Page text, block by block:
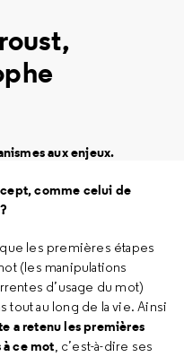
aux enjeux.
comme celui de
les premières étapes
(les manipulations
d’usage du mot)
tout au long de la vie. Ainsi
a retenu les premières
ce mot, c’est-à-dire ses